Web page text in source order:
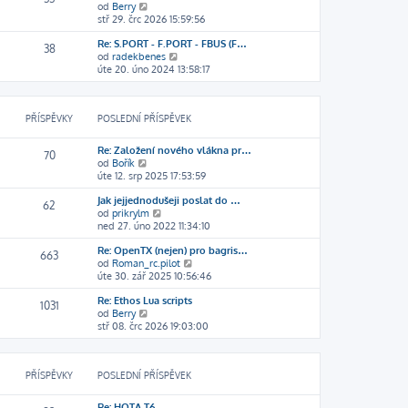
p
ř
í
s
p
ě
v
o
s
l
d
n
í
ř
í
s
ě
v
e
a
z
i
t
p
o
s
l
d
í
p
ř
í
s
p
ě
v
e
k
od Berry
o
b
r
a
z
i
t
o
l
d
í
p
ř
í
s
p
ě
v
e
stř 29. črc 2026 15:59:56
38
Re: S.PORT - F.PORT - FBUS (F…
od radekbenes
o
b
r
z
t
p
o
s
l
e
d
í
p
ř
í
s
ě
v
úte 20. úno 2024 13:58:17
PŘÍSPĚVKY POSLEDNÍ PŘÍSPĚVEK
70
Re: Založení nového vlákna pr…
od Bořík
o
b
r
a
z
i
t
p
o
s
l
d
n
í
p
ř
í
s
úte 12. srp 2025 17:53:59
62
Jak jejjednodušeji poslat do …
od prikrylm
o
b
r
a
z
i
t
o
s
l
d
ned 27. úno 2022 11:34:10
663
Re: OpenTX (nejen) pro bagris…
od Roman_rc.pilot
o
b
z
i
t
úte 30. zář 2025 10:56:46
1031
Re: Ethos Lua scripts
od Berry
o
b
r
z
t
stř 08. črc 2026 19:03:00
PŘÍSPĚVKY POSLEDNÍ PŘÍSPĚVEK